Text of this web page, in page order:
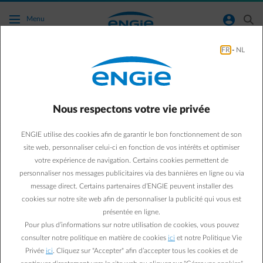
Accéder au contenu principal
Menu normal-account-circle search
Je viens de passer au système avec tarif
d'injection, comment se déroule la
facturation ?
arrow-left Retour à la page contact
Dès le moment où votrecompteur digital est installé(en Flandre)
ou dès le moment oùvos panneaux solaires sont installés(dès le
01/01/24 en Wallonie), vos
index sont relevés
par votre
Sur votre prochaine facture annuelle, vous retrouverez deux
périodes :
FR - NL
Nous respectons votre vie privée
ENGIE utilise des cookies afin de garantir le bon fonctionnement de son
site web, personnaliser celui-ci en fonction de vos intérêts et optimiser
votre expérience de navigation. Certains cookies permettent de
personnaliser nos messages publicitaires via des bannières en ligne ou via
message direct. Certains partenaires d’ENGIE peuvent installer des
cookies sur notre site web afin de personnaliser la publicité qui vous est
présentée en ligne.
Pour plus d’informations sur notre utilisation de cookies, vous pouvez
consulter notre politique en matière de cookies ici et notre Politique Vie
Privée ici . Cliquez sur "Accepter" afin d’accepter tous les cookies et de